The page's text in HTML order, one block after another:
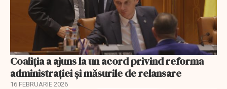
Coaliția a ajuns la un acord privind reforma
administrației și măsurile de relansare
16 FEBRUARIE 2026